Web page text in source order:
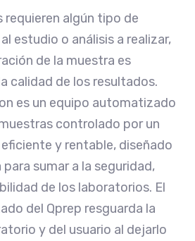
requieren algún tipo de
estudio o análisis a realizar,
de la muestra es
calidad de los resultados.
es un equipo automatizado
controlado por un
y rentable, diseñado
sumar a la seguridad,
de los laboratorios. El
del Qprep resguarda la
y del usuario al dejarlo